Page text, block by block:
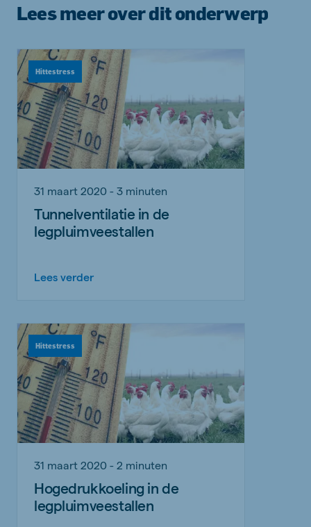
Lees meer over dit onderwerp
Hittestress
31 maart 2020 - 3 minuten
Tunnelventilatie in de
legpluimveestallen
Lees verder
Hittestress
31 maart 2020 - 2 minuten
Hogedrukkoeling in de
legpluimveestallen